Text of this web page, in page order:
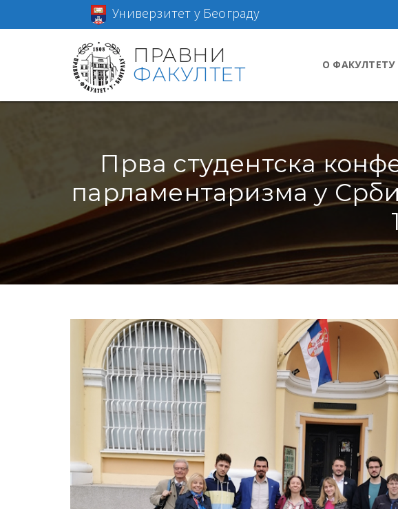
Универзитет у Београду
ПРАВНИ
ФАКУЛТЕТ
О ФАКУЛТЕТУ
Прва студентска
парламентаризма у